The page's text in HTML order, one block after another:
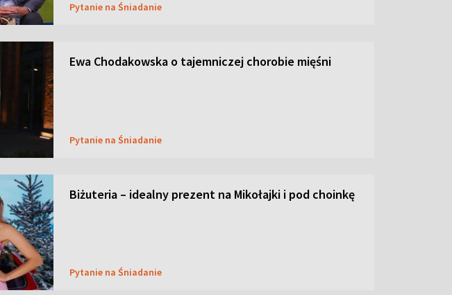
Pytanie na Śniadanie
Ewa Chodakowska o tajemniczej chorobie mięśni
Pytanie na Śniadanie
Biżuteria – idealny prezent na Mikołajki i pod choinkę
Pytanie na Śniadanie